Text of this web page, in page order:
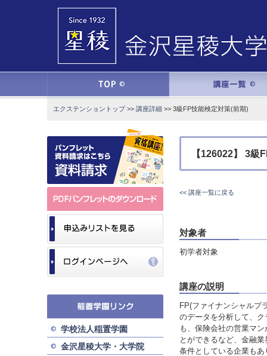
エクステンショントップ>> 講座詳細 >> 3級FP技能検定対策(前期)
【126022】 3級
<< 講座一覧に戻る
対象者
初学者対象
講座の説明
FP(ファイナンシャルプ
のデータを分析して、
も、保険会社の営業マ
とができるなど、金融
条件としている企業もあ
学校法人稲置学園
金沢星稜大学・大学院